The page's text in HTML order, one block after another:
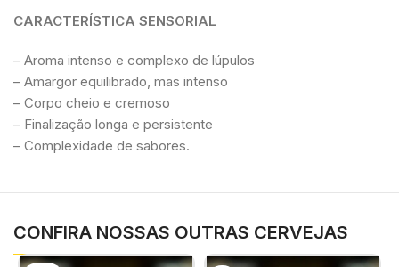
CARACTERÍSTICA SENSORIAL
– Aroma intenso e complexo de lúpulos
– Amargor equilibrado, mas intenso
– Corpo cheio e cremoso
– Finalização longa e persistente
– Complexidade de sabores.
CONFIRA NOSSAS OUTRAS CERVEJAS